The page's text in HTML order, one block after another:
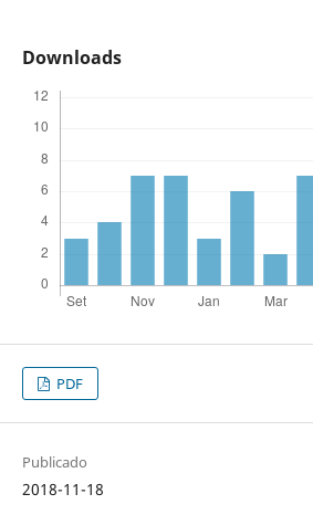
Downloads
PDF
Publicado
2018-11-18